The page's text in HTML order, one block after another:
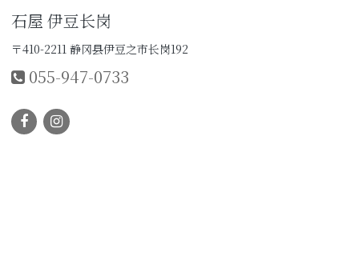
石屋 伊豆长岗
〒410-2211 静冈县伊豆之市长岗192
055-947-0733